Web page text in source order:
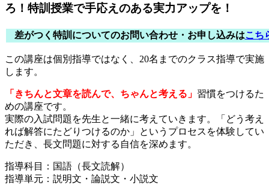
ろ！特訓授業で手応えのある実力アップを！
差がつく特訓についてのお問い合わせ・お申し込みはこち
この講座は個別指導ではなく、20名までのクラス指導で実施
します。
「きちんと文章を読んで、ちゃんと考える」 習慣をつけるた
めの講座です。
実際の入試問題を先生と一緒に考えていきます。「どう考え
れば解答にたどりつけるのか」というプロセスを体験してい
ただき、長文問題に対する自信を深めます。
指導科目：国語（長文読解）
指導単元：説明文・論説文・小説文